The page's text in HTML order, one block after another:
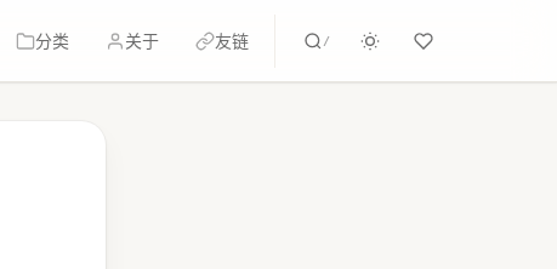
分类 关于 友链 /